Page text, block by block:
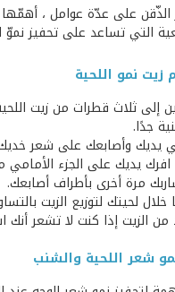
على عدّة عوامل ، أهمّها
التي تساعد على تحفيز
زيت نمو اللحية
إلى ثلاث قطرات من زيت
جدًا.
يديك وأصابعك على شعر
افرك يديك على الجزء
مرة أخرى بأطراف أصابعك.
لحيتك لتوزيع الزيت
من الزيت إذا كنت لا تشعر
شعر اللحية والشنب